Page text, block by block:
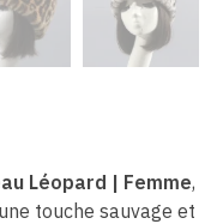
Léopard | Femme,
touche sauvage et